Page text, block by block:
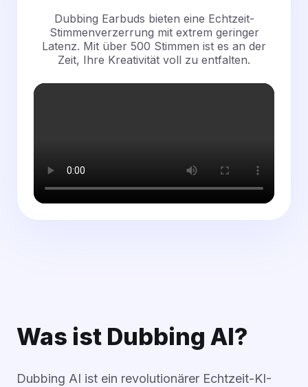
Dubbing Earbuds bieten eine Echtzeit-
Stimmenverzerrung mit extrem geringer
Latenz. Mit über 500 Stimmen ist es an der
Zeit, Ihre Kreativität voll zu entfalten.
Was ist Dubbing AI?
Dubbing AI ist ein revolutionärer Echtzeit-KI-